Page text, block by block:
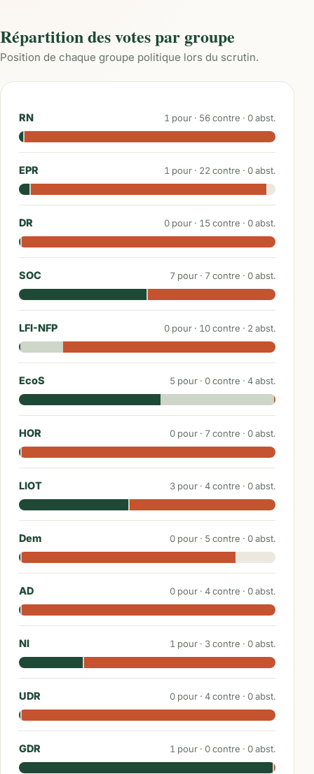
Répartition des votes par groupe
Position de chaque groupe politique lors du scrutin.
RN 1 pour · 56contre · 0abst.
EPR 1 pour · 22 contre · 0abst.
DR 0 pour · 15contre · 0abst.
SOC 7 pour · 7contre · 0abst.
LFI-NFP 0 pour · 10contre · 2 abst.
EcoS 5 pour · 0contre · 4abst.
HOR 0 pour · 7contre · 0abst.
LIOT 3 pour · 4contre · 0abst.
Dem 0 pour · 5contre · 0abst.
AD 0 pour · 4contre · 0abst.
NI 1 pour · 3contre · 0abst.
UDR 0 pour · 4contre · 0abst.
GDR 1 pour · 0contre · 0abst.